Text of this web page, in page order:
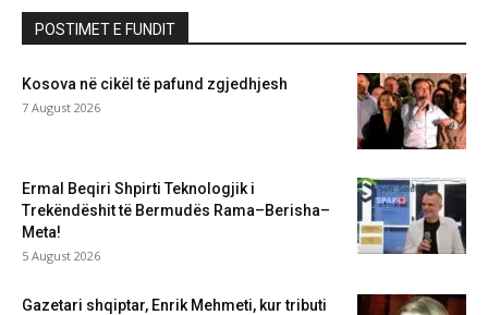
POSTIMET E FUNDIT
Kosova në cikël të pafund zgjedhjesh
7 August 2026
Ermal Beqiri Shpirti Teknologjik i
Trekëndëshit të Bermudës Rama–Berisha–
Meta!
5 August 2026
Gazetari shqiptar, Enrik Mehmeti, kur tributi